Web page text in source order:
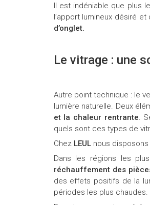
Il est indéniable que plus
l’apport lumineux désiré
d’onglet.
Le vitrage : une
Autre point technique : le
lumière naturelle. Deux
et la chaleur rentrante.
quels sont ces types de
Chez LEUL nous disposons
Dans les régions les
réchauffement des
des effets positifs de la
périodes les plus chaudes.